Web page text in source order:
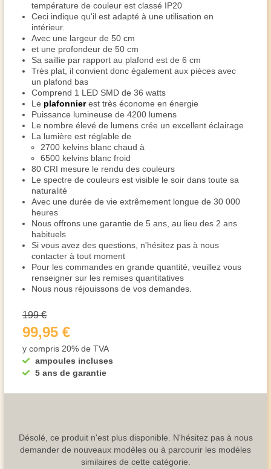
température de couleur est classé IP20
Ceci indique qu'il est adapté à une utilisation en
intérieur.
Avec une largeur de 50 cm
et une profondeur de 50 cm
Sa saillie par rapport au plafond est de 6 cm
Très plat, il convient donc également aux pièces avec
un plafond bas
Comprend 1 LED SMD de 36 watts
Le plafonnierest très économe en énergie
Puissance lumineuse de 4200 lumens
Le nombre élevé de lumens crée un excellent éclairage
La lumière est réglable de
2700 kelvins blanc chaud à
6500 kelvins blanc froid
80 CRI mesure le rendu des couleurs
Le spectre de couleurs est visible le soir dans toute sa
naturalité
Avec une durée de vie extrêmement longue de 30 000
heures
Nous offrons une garantie de 5 ans, au lieu des 2 ans
habituels
Si vous avez des questions, n'hésitez pas à nous
contacter à tout moment
Pour les commandes en grande quantité, veuillez vous
renseigner sur les remises quantitatives
Nous nous réjouissons de vos demandes.
ampoules incluses
5 ans de garantie
199 €
99,95 €
y compris 20% de TVA
Désolé, ce produit n'est plus disponible. N'hésitez pas à nous
demander de nouveaux modèles ou à parcourir les modèles
similaires de cette catégorie.